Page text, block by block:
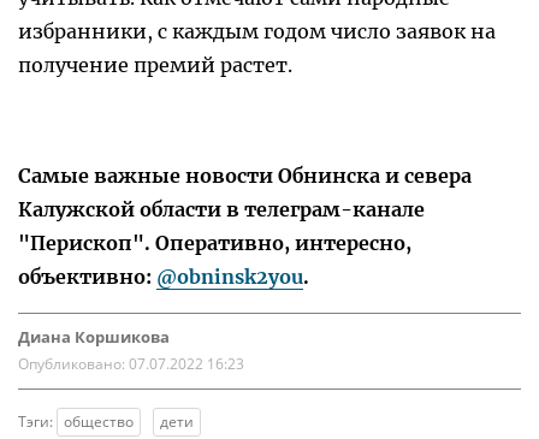
избранники, с каждым годом число заявок на
получение премий растет.
Самые важные новости Обнинска и севера
Калужской области в телеграм-канале
"Перископ". Оперативно, интересно,
объективно: @obninsk2you.
Диана Коршикова
Опубликовано: 07.07.2022 16:23
Тэги: общество дети